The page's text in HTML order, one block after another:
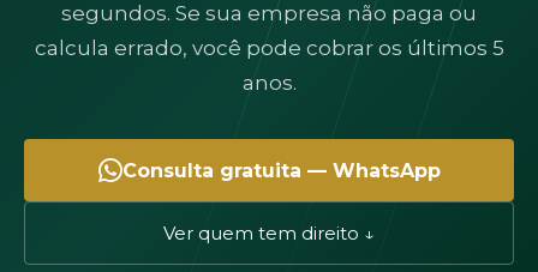
segundos. Se sua empresa não paga ou
calcula errado, você pode cobrar os últimos 5
anos.
Consulta gratuita — WhatsApp
Ver quem tem direito ↓